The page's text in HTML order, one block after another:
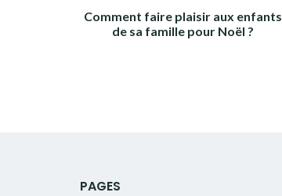
Comment faire plaisir aux enfants
de sa famille pour Noël ?
PAGES